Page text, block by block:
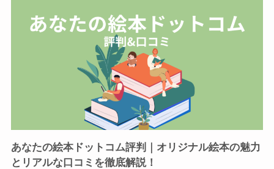
あなたの絵本ドットコム評判｜オリジナル絵本の魅力
とリアルな口コミを徹底解説！